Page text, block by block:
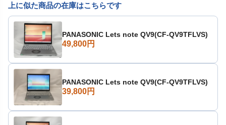
上に似た商品の在庫はこちらです
PANASONIC Lets note QV9(CF-QV9TFLVS)
49,800円
PANASONIC Lets note QV9(CF-QV9TFLVS)
39,800円